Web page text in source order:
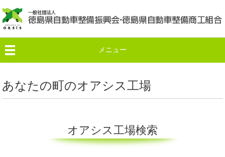
メニュー
あなたの町のオアシス工場
オアシス工場検索